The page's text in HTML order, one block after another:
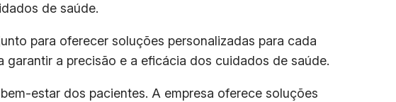
de saúde.
para oferecer soluções personalizadas para cada
a precisão e a eficácia dos cuidados de saúde.
estar dos pacientes. A empresa oferece soluções